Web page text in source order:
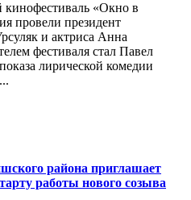
кинофестиваль «Окно в
провели президент
и актриса Анна
фестиваля стал Павел
лирической комедии
района приглашает
работы нового созыва